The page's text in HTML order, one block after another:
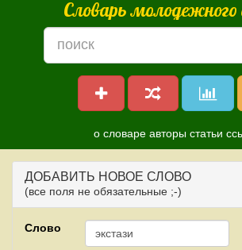
Словарь молодежного
о словаре авторы статьи
ДОБАВИТЬ НОВОЕ СЛОВО
(все поля не обязательные ;-)
Слово